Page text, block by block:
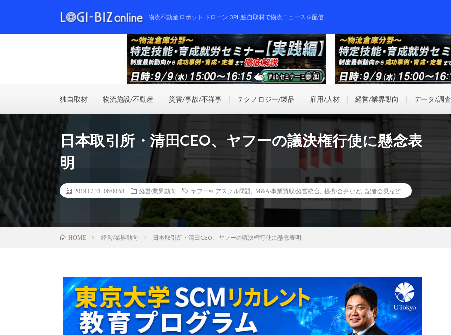
物流不動産,ロボット,ドローン,3PL,独自取材で物流ニュースを配信
独自取材 物流施設/不動産 災害/事故/不祥事 テクノロジー/製品 雇用/人材 経営/業界動向 データ/調査
日本取引所・清田CEO、ヤフーの議決権行使に懸念表
明
2019.07.31 06:00:58 経営/業界動向 ヤフーvs.アスクル問題 M&A/事業買収/経営統合 提携/合弁など 記者会見など
HOME 経営/業界動向 日本取引所・清田CEO、ヤフーの議決権行使に懸念表明